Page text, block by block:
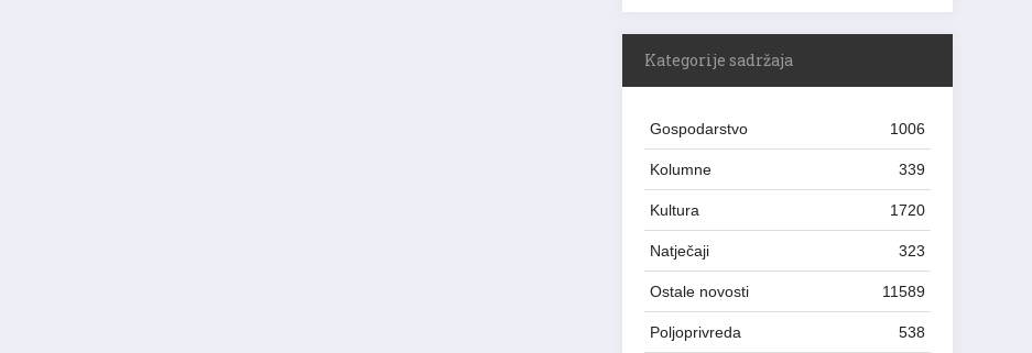
Kategorije sadržaja
Gospodarstvo 1006
Kolumne 339
Kultura 1720
Natječaji 323
Ostale novosti 11589
Poljoprivreda 538